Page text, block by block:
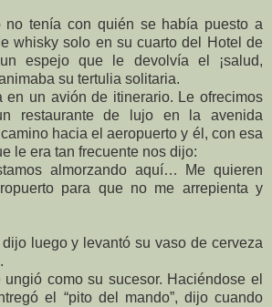
no tenía con quién se había puesto a
whisky solo en su cuarto del Hotel de
espejo que le devolvía el ¡salud,
su tertulia solitaria.
en un avión de itinerario. Le ofrecimos
restaurante de lujo en la avenida
hacia el aeropuerto y él, con esa
le era tan frecuente nos dijo:
almorzando aquí… Me quieren
para que no me arrepienta y
luego y levantó su vaso de cerveza
como su sucesor. Haciéndose el
el “pito del mando”, dijo cuando